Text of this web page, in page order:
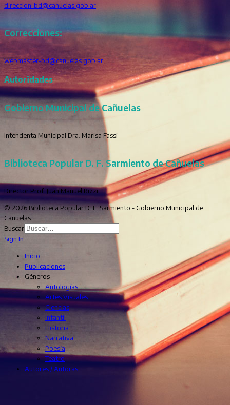
direccion-bd@canuelas.gob.ar
Correcciones:
webmaster-bd@canuelas.gob.ar
Autoridades
Gobierno Municipal de Cañuelas
Intendenta Municipal Dra. Marisa Fassi
Biblioteca Popular D. F. Sarmiento de Cañuelas
Director Prof. Juan Manuel Rizzi
© 2026 Biblioteca Popular D. F. Sarmiento - Gobierno Municipal de
Cañuelas
Buscar
Sign In
Inicio
Publicaciones
Géneros
Antologías
Artes Visuales
Ciencias
Infantil
Historia
Narrativa
Poesía
Teatro
Autores / Autoras